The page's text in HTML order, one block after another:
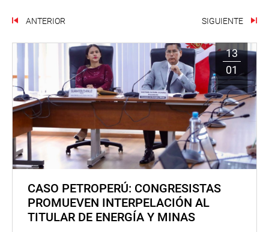
ANTERIOR SIGUIENTE
13
01
CASO PETROPERÚ: CONGRESISTAS
PROMUEVEN INTERPELACIÓN AL
TITULAR DE ENERGÍA Y MINAS